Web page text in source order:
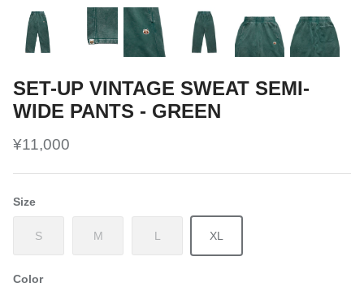
SET-UP VINTAGE SWEAT SEMI-
WIDE PANTS - GREEN
¥11,000
Size
S M L XL
Color